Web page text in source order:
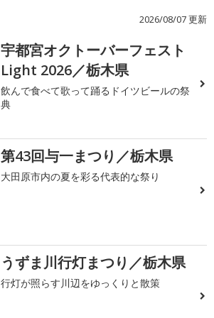
2026/08/07 更新
宇都宮オクトーバーフェスト
Light 2026／栃木県
飲んで食べて歌って踊るドイツビールの祭
典
第43回与一まつり／栃木県
大田原市内の夏を彩る代表的な祭り
うずま川行灯まつり／栃木県
行灯が照らす川辺をゆっくりと散策